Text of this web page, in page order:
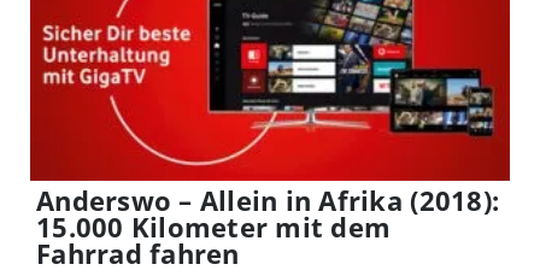
Anderswo – Allein in Afrika (2018):
15.000 Kilometer mit dem
Fahrrad fahren